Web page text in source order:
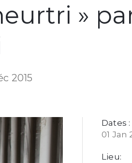
»
2015
Dates :
01 Jan
Lieu: